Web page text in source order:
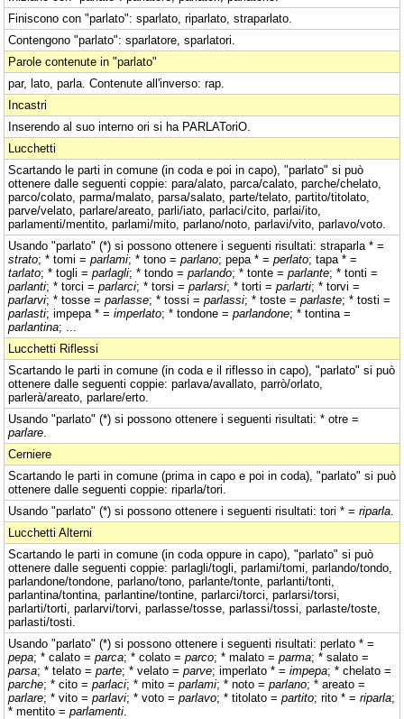
Finiscono con "parlato": sparlato, riparlato, straparlato.
Contengono "parlato": sparlatore, sparlatori.
Parole contenute in "parlato"
par, lato, parla. Contenute all'inverso: rap.
Incastri
Inserendo al suo interno ori si ha PARLAToriO.
Lucchetti
Scartando le parti in comune (in coda e poi in capo), "parlato" si può
ottenere dalle seguenti coppie: para/alato, parca/calato, parche/chelato,
parco/colato, parma/malato, parsa/salato, parte/telato, partito/titolato,
parve/velato, parlare/areato, parli/iato, parlaci/cito, parlai/ito,
parlamenti/mentito, parlami/mito, parlano/noto, parlavi/vito, parlavo/voto.
Usando "parlato" (*) si possono ottenere i seguenti risultati: straparla * =
strato; * tomi = parlami; * tono = parlano; pepa * = perlato; tapa * =
tarlato; * togli = parlagli; * tondo = parlando; * tonte = parlante; * tonti =
parlanti; * torci = parlarci; * torsi = parlarsi; * torti = parlarti; * torvi =
parlarvi; * tosse = parlasse; * tossi = parlassi; * toste = parlaste; * tosti =
parlasti; impepa * = imperlato; * tondone = parlandone; * tontina =
parlantina; ...
Lucchetti Riflessi
Scartando le parti in comune (in coda e il riflesso in capo), "parlato" si può
ottenere dalle seguenti coppie: parlava/avallato, parrò/orlato,
parlerà/areato, parlare/erto.
Usando "parlato" (*) si possono ottenere i seguenti risultati: * otre =
parlare
Cerniere
Scartando le parti in comune (prima in capo e poi in coda), "parlato" si può
ottenere dalle seguenti coppie: riparla/tori.
Usando "parlato" (*) si possono ottenere i seguenti risultati: tori * = riparla
Lucchetti Alterni
Scartando le parti in comune (in coda oppure in capo), "parlato" si può
ottenere dalle seguenti coppie: parlagli/togli, parlami/tomi, parlando/tondo,
parlandone/tondone, parlano/tono, parlante/tonte, parlanti/tonti,
parlantina/tontina, parlantine/tontine, parlarci/torci, parlarsi/torsi,
parlarti/torti, parlarvi/torvi, parlasse/tosse, parlassi/tossi, parlaste/toste,
parlasti/tosti.
Usando "parlato" (*) si possono ottenere i seguenti risultati: perlato * =
pepa; * calato = parca; * colato = parco; * malato = parma; * salato =
parsa; * telato = parte; * velato = parve; imperlato * = impepa; * chelato =
parche; * cito = parlaci; * mito = parlami; * noto = parlano; * areato =
parlare; * vito = parlavi; * voto = parlavo; * titolato = partito; rito * = riparla;
* mentito = parlamenti